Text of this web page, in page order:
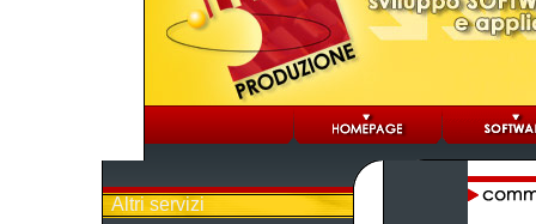
Altri servizi